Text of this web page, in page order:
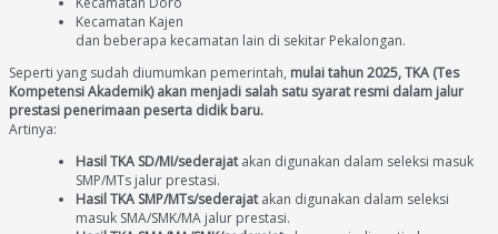
Kecamatan Kajen
dan beberapa kecamatan lain di sekitar Pekalongan.
Seperti yang sudah diumumkan pemerintah, mulai tahun 2025, TKA (Tes
Kompetensi Akademik) akan menjadi salah satu syarat resmi dalam jalur
prestasi penerimaan peserta didik baru.
Artinya:
Hasil TKA SD/MI/sederajatakan digunakan dalam seleksi masuk
SMP/MTs jalur prestasi.
Hasil TKA SMP/MTs/sederajatakan digunakan dalam seleksi
masuk SMA/SMK/MA jalur prestasi.